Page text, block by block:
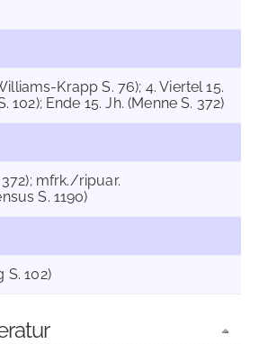
Krapp S. 76); 4. Viertel 15.
102); Ende 15. Jh. (Menne S. 372)
mfrk./ripuar.
S. 1190)
S. 102)